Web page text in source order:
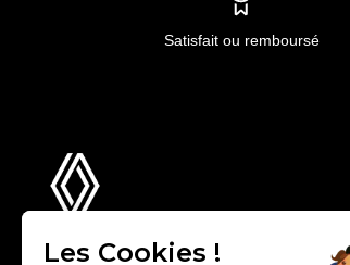
Satisfait ou remboursé
Renault Saint-Louis